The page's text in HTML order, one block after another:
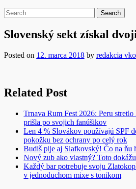
Slovenský sekt získal
Posted on 12. marca 2018 by redakcia
Related Post
Trnava Rum Fest 2026: Peru
prišla po svojich fanúšikov
Len 4 % Slovákov používajú SPF
pokožku bez ochrany po celý rok
Budiš pije aj Slafkovský! Čo na ňu
Nový zub ako vlastný? Toto
Každý bar potrebuje svoju
v jednoduchom mixe s tonikom